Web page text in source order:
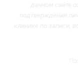
данном сайте
подтверждения
клинике
по записи,